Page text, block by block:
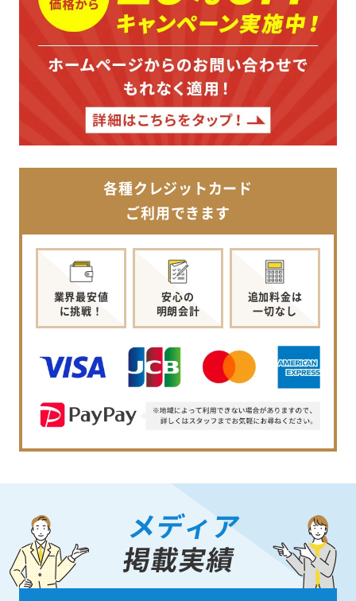
各種クレジットカード
ご利用できます
業界最安値
に挑戦！
安心の
明朗会計
追加料金は
一切なし
メディア
掲載実績